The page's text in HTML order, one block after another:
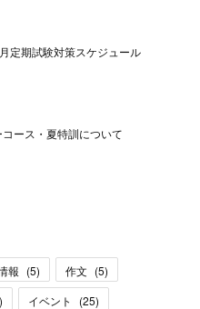
定期試験対策スケジュール
ース・夏特訓について
報 (5) 作文 (5)
イベント (25)